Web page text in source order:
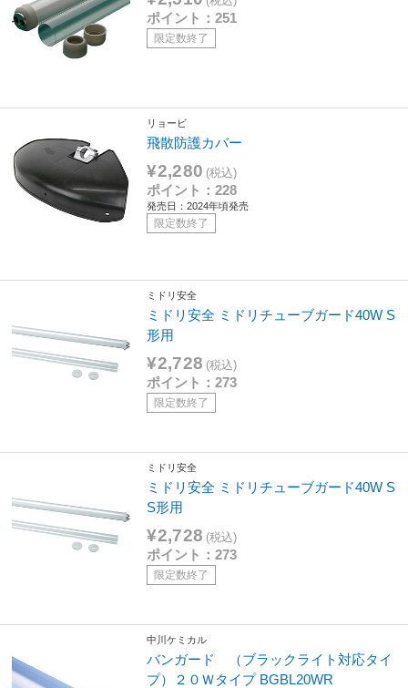
ポイント：251
限定数終了
リョービ
飛散防護カバー
¥2,280 (税込)
ポイント：228
発売日：2024年頃発売
限定数終了
ミドリ安全
ミドリ安全 ミドリチューブガード40W S
形用
¥2,728 (税込)
ポイント：273
限定数終了
ミドリ安全
ミドリ安全 ミドリチューブガード40W S
S形用
¥2,728 (税込)
ポイント：273
限定数終了
中川ケミカル
バンガード （ブラックライト対応タイ
プ）２０Ｗタイプ BGBL20WR